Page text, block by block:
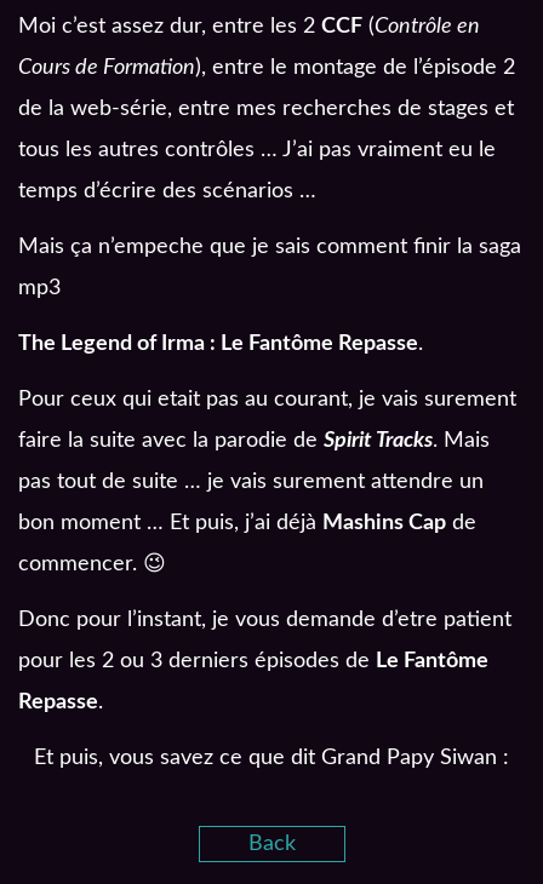
Moi c’est assez dur, entre les 2 CCF (Contrôle en
Cours de Formation), entre le montage de l’épisode 2
de la web-série, entre mes recherches de stages et
tous les autres contrôles … J’ai pas vraiment eu le
temps d’écrire des scénarios …
Mais ça n’empeche que je sais comment finir la saga
mp3
The Legend of Irma : Le Fantôme Repasse.
Pour ceux qui etait pas au courant, je vais surement
faire la suite avec la parodie de Spirit Tracks. Mais
pas tout de suite … je vais surement attendre un
bon moment … Et puis, j’ai déjà Mashins Cap de
commencer. 😉
Donc pour l’instant, je vous demande d’etre patient
pour les 2 ou 3 derniers épisodes de Le Fantôme
Repasse.
Et puis, vous savez ce que dit Grand Papy Siwan :
Back